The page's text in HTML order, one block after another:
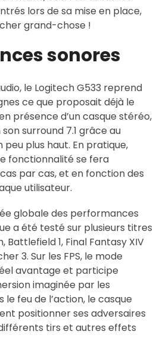
lors de sa mise en place,
grand-chose !
sonores
le Logitech G533 reprend
ce que proposait déjà le
présence d’un casque stéréo,
surround 7.1 grâce au
plus haut. En pratique,
fonctionnalité se fera
par cas, et en fonction des
utilisateur.
globale des performances
a été testé sur plusieurs titres
Battlefield 1, Final Fantasy XIV
3. Sur les FPS, le mode
avantage et participe
imaginée par les
le feu de l’action, le casque
positionner ses adversaires
tirs et autres effets